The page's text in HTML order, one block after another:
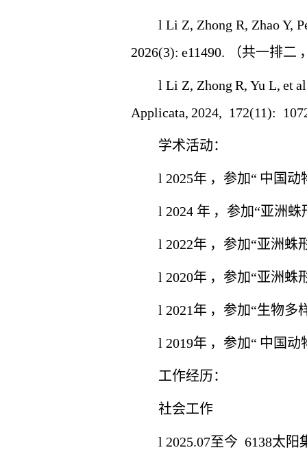
l Li Z, Zhong R, Zhao Y,
2026(3): e11490. （共一排二
l Li Z, Zhong R, Yu L, et
Applicata, 2024, 172(11):
学术活动：
l 2025年 ，参加“ 中国动
l 2024 年 ，参加“亚洲蛛
l 2022年 ，参加“亚洲蛛
l 2020年 ，参加“亚洲蛛
l 2021年 ，参加“生物多
l 2019年 ，参加“ 中国动
工作经历 ：
社会工作
l 2025.07至今 6138太阳